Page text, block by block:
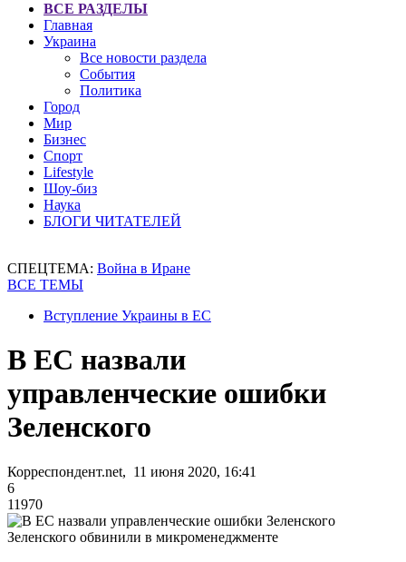
ВСЕ РАЗДЕЛЫ
Главная
Украина
Все новости раздела
События
Политика
Город
Мир
Бизнес
Спорт
Lifestyle
Шоу-биз
Наука
БЛОГИ ЧИТАТЕЛЕЙ
СПЕЦТЕМА: Война в Иране
ВСЕ ТЕМЫ
Вступление Украины в ЕС
В ЕС назвали
управленческие ошибки
Зеленского
Корреспондент.net, 11 июня 2020, 16:41
6
11970
Зеленского обвинили в микроменеджменте